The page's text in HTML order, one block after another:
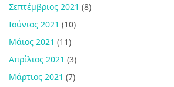
Σεπτέμβριος 2021 (8)
Ιούνιος 2021 (10)
Μάιος 2021 (11)
Απρίλιος 2021 (3)
Μάρτιος 2021 (7)